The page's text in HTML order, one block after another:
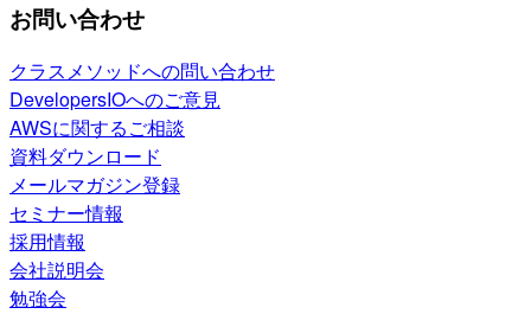
お問い合わせ
クラスメソッドへの問い合わせ
DevelopersIOへのご意見
AWSに関するご相談
資料ダウンロード
メールマガジン登録
セミナー情報
採用情報
会社説明会
勉強会